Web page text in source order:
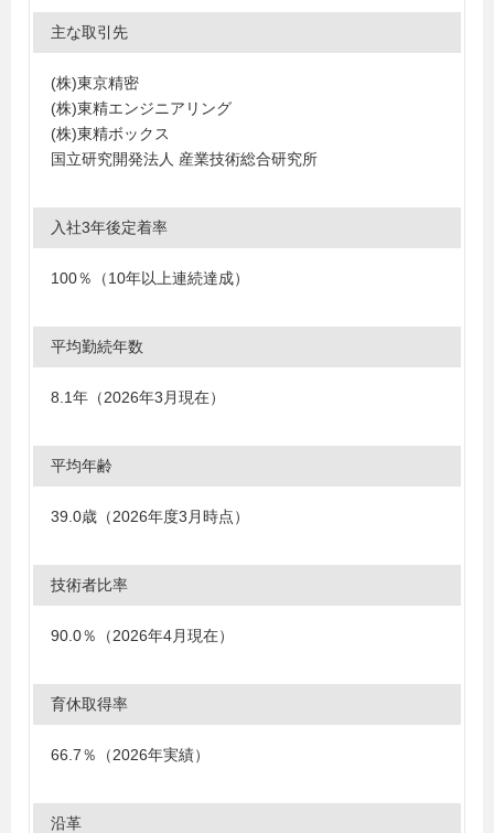
主な取引先
(株)東京精密
(株)東精エンジニアリング
(株)東精ボックス
国立研究開発法人 産業技術総合研究所
入社3年後定着率
100％（10年以上連続達成）
平均勤続年数
8.1年（2026年3月現在）
平均年齢
39.0歳（2026年度3月時点）
技術者比率
90.0％（2026年4月現在）
育休取得率
66.7％（2026年実績）
沿革